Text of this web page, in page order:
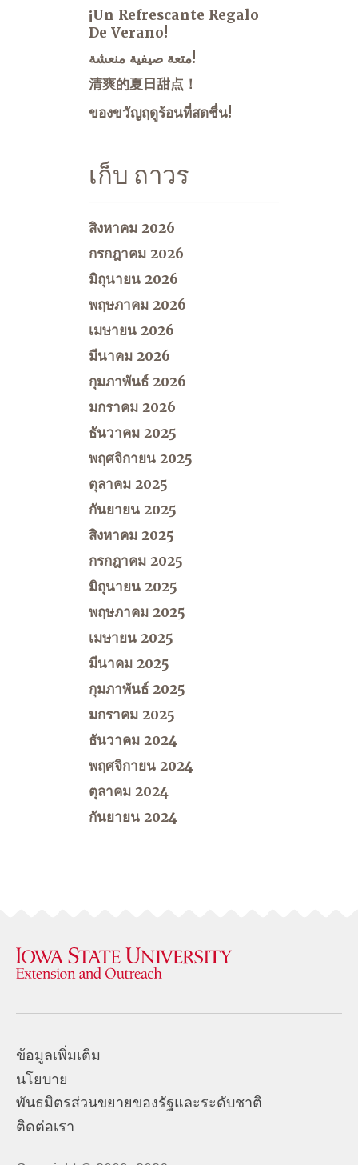
¡Un Refrescante Regalo
De Verano!
متعة صيفية منعشة!
清爽的夏日甜点！
ของขวัญฤดูร้อนที่สดชื่น!
เก็บ ถาวร
สิงหาคม 2026
กรกฎาคม 2026
มิถุนายน 2026
พฤษภาคม 2026
เมษายน 2026
มีนาคม 2026
กุมภาพันธ์ 2026
มกราคม 2026
ธันวาคม 2025
พฤศจิกายน 2025
ตุลาคม 2025
กันยายน 2025
สิงหาคม 2025
กรกฎาคม 2025
มิถุนายน 2025
พฤษภาคม 2025
เมษายน 2025
มีนาคม 2025
กุมภาพันธ์ 2025
มกราคม 2025
ธันวาคม 2024
พฤศจิกายน 2024
ตุลาคม 2024
กันยายน 2024
ข้อมูลเพิ่มเติม
นโยบาย
พันธมิตรส่วนขยายของรัฐและระดับชาติ
ติดต่อเรา